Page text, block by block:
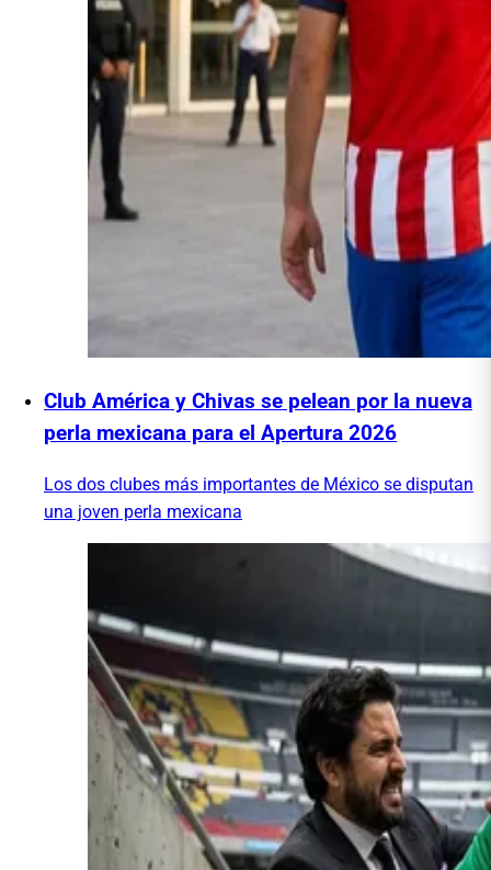
Club América y Chivas se pelean por la nueva
perla mexicana para el Apertura 2026
Los dos clubes más importantes de México se disputan
una joven perla mexicana